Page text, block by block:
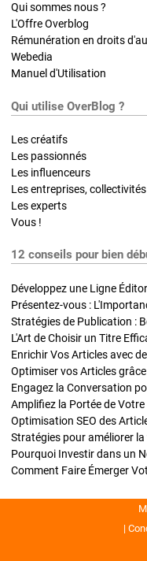
Qui sommes nous ?
L'Offre Overblog
Rémunération en droits
Webedia
Manuel d'Utilisation
Qui utilise OverBlog ?
Les créatifs
Les passionnés
Les influenceurs
Les entreprises,
Les experts
Vous !
12 conseils pour bien
Développez une Ligne
Présentez-vous :
L'Art de Choisir un Titre
Optimiser vos Articles
Engagez la Conversation
Amplifiez la Portée de